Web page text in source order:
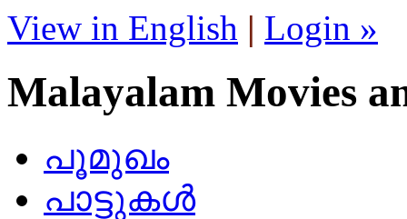
View in English | Login »
Malayalam Movies
പൂമുഖം
പാട്ടുകള്‍